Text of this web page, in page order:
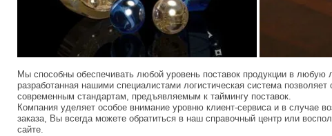
Мы способны обеспечивать любой уровень поставок продукции в любую
разработанная нашими специалистами логистическая система
современным стандартам, предъявляемым к таймингу поставок.
Компания уделяет особое внимание уровню клиент-сервиса и в случае
заказа, Вы всегда можете обратиться в наш справочный центр или
сайте.